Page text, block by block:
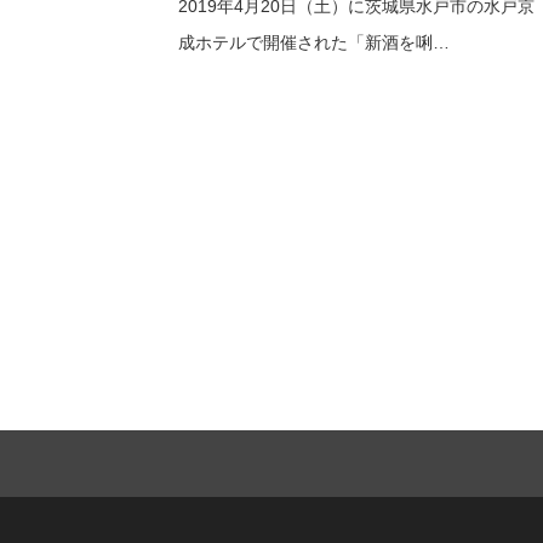
2019年4月20日（土）に茨城県水戸市の水戸京
成ホテルで開催された「新酒を唎…